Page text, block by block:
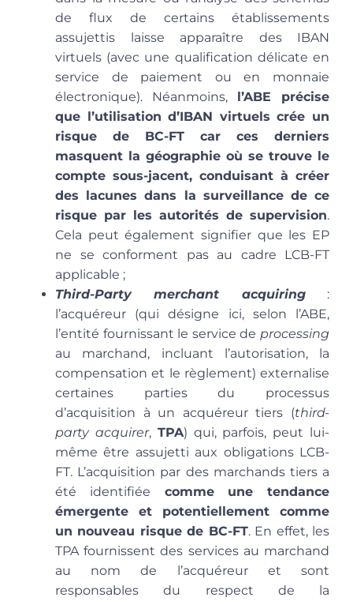
de flux de certains établissements
assujettis laisse apparaître des IBAN
virtuels (avec une qualification délicate en
service de paiement ou en monnaie
électronique). Néanmoins,l’ABE précise
que l’utilisation d’IBAN virtuels crée un
risque de BC-FT car ces derniers
masquent la géographie où se trouve le
compte sous-jacent, conduisant à créer
des lacunes dans la surveillance de ce
risque par les autorités de supervision.
Cela peut également signifier que les EP
ne se conforment pas au cadre LCB-FT
applicable ;
Third-Party merchant acquiring
:
l’acquéreur (qui désigne ici, selon l’ABE,
l’entité fournissant le service de processing
au marchand, incluant l’autorisation, la
compensation et le règlement) externalise
certaines parties du processus
d’acquisition à un acquéreur tiers (third-
party acquirer, TPA) qui, parfois, peut lui-
même être assujetti aux obligations LCB-
FT. L’acquisition par des marchands tiers a
été identifiée comme une tendance
émergente et potentiellement comme
un nouveau risque de BC-FT. En effet, les
TPA fournissent des services au marchand
au nom de l’acquéreur et sont
responsables du respect de la